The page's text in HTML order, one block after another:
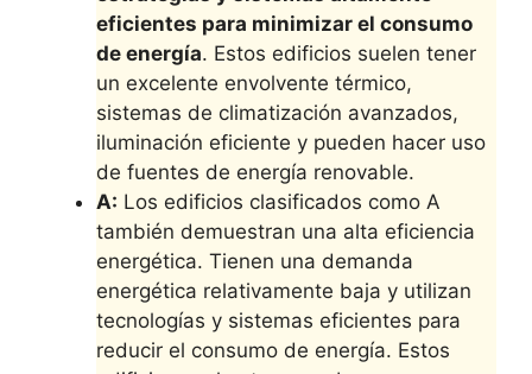
eficientes para minimizar el consumo
de energía. Estos edificios suelen tener
un excelente envolvente térmico,
sistemas de climatización avanzados,
iluminación eficiente y pueden hacer uso
de fuentes de energía renovable.
A: Los edificios clasificados como A
también demuestran una alta eficiencia
energética. Tienen una demanda
energética relativamente baja y utilizan
tecnologías y sistemas eficientes para
reducir el consumo de energía. Estos